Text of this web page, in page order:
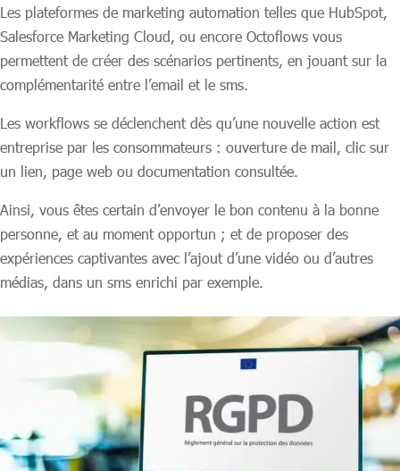
Les plateformes de marketing automation telles que HubSpot,
Salesforce Marketing Cloud, ou encore Octoflows vous
permettent de créer des scénarios pertinents, en jouant sur la
complémentarité entre l’email et le sms.
Les workflows se déclenchent dès qu’une nouvelle action est
entreprise par les consommateurs : ouverture de mail, clic sur
un lien, page web ou documentation consultée.
Ainsi, vous êtes certain d’envoyer le bon contenu à la bonne
personne, et au moment opportun ; et de proposer des
expériences captivantes avec l’ajout d’une vidéo ou d’autres
médias, dans un sms enrichi par exemple.